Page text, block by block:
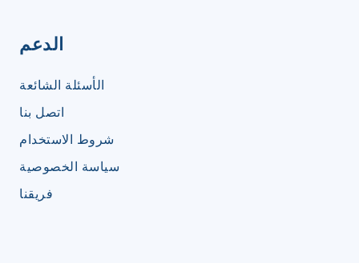
الدعم
الأسئلة الشائعة
اتصل بنا
شروط الاستخدام
سياسة الخصوصية
فريقنا